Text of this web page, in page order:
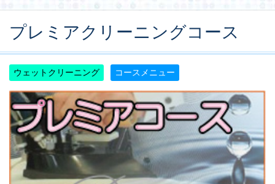
プレミアクリーニングコース
ウェットクリーニング コースメニュー